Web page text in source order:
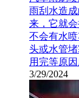
雨刮水造
来，它就
不会有水
头或水管
用完等原
3/29/2024